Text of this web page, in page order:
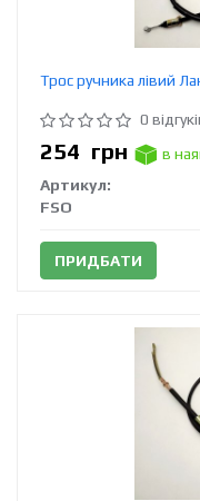
Трос ручника лівий
0
254 грн
в
Артикул:
FSO
ПРИДБАТИ